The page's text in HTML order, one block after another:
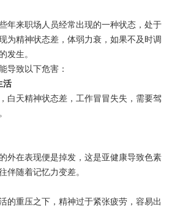
来职场人员经常出现的一种状态，处于
为精神状态差，体弱力衰，如果不及时调
发生。
致以下危害：
活
天精神状态差，工作冒冒失失，需要驾
在表现便是掉发，这是亚健康导致色素
伴随着记忆力变差。
重压之下，精神过于紧张疲劳，容易出